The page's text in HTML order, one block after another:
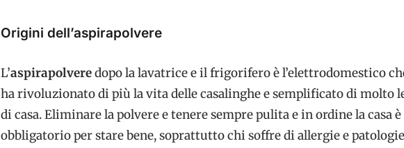
Origini dell’aspirapolvere
L’aspirapolveredopo la lavatrice e il frigorifero è l’elettrodomestico
ha rivoluzionato di più la vita delle casalinghe e semplificato di molto
di casa. Eliminare la polvere e tenere sempre pulita e in ordine la casa è
obbligatorio per stare bene, soprattutto chi soffre di allergie e